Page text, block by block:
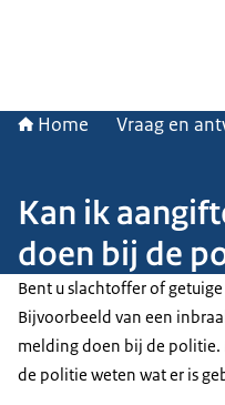
Home Vraag en
Kan ik
doen bij de
Bent u slachtoffer of
Bijvoorbeeld van een
melding doen bij de
de politie weten wat er is